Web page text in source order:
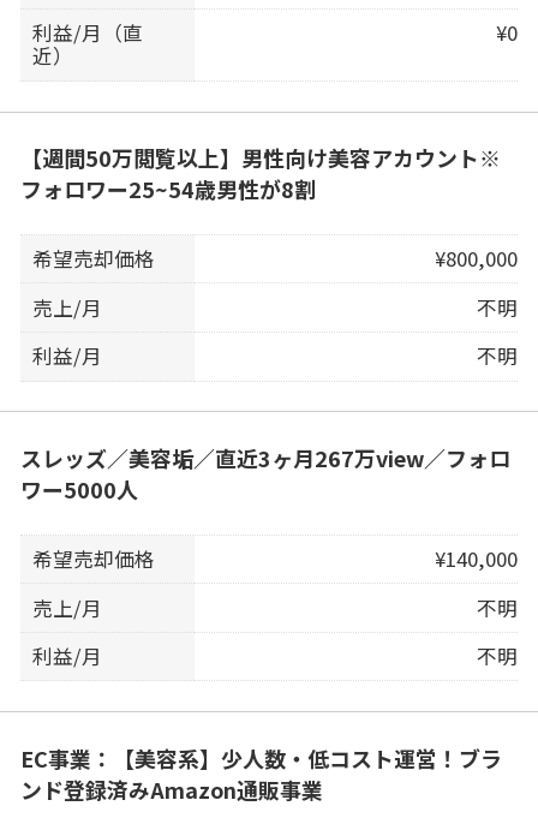
利益/月（直
近）
¥0
【週間50万閲覧以上】男性向け美容アカウント※
フォロワー25~54歳男性が8割
希望売却価格
¥800,000
売上/月
不明
利益/月
不明
スレッズ／美容垢／直近3ヶ月267万view／フォロ
ワー5000人
希望売却価格
¥140,000
売上/月
不明
利益/月
不明
EC事業：【美容系】少人数・低コスト運営！ブラ
ンド登録済みAmazon通販事業